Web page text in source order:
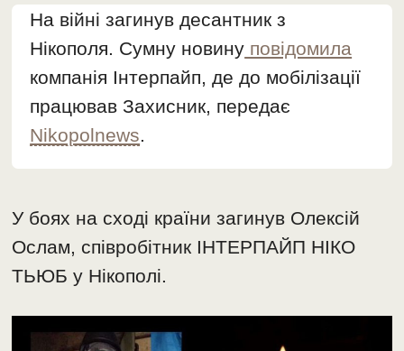
На війні загинув десантник з
Нікополя. Сумну новину повідомила
компанія Інтерпайп, де до мобілізації
працював Захисник, передає
Nikopolnews.
У боях на сході країни загинув Олексій
Ослам, співробітник ІНТЕРПАЙП НІКО
ТЬЮБ у Нікополі.